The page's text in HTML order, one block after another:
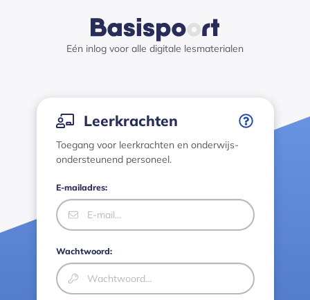
Eén inlog voor alle digitale lesmaterialen
Inloggen
Leerkrachten
Toegang voor leerkrachten en onderwijs-
ondersteunend personeel.
E-mailadres:
Wachtwoord: